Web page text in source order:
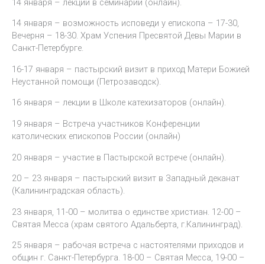
14 января – лекции в семинарии (онлайн).
14 января – возможность исповеди у епископа – 17-30,
Вечерня – 18-30. Храм Успения Пресвятой Девы Марии в
Санкт-Петербурге.
16-17 января – пастырский визит в приход Матери Божией
Неустанной помощи (Петрозаводск).
16 января – лекции в Школе катехизаторов (онлайн).
19 января – Встреча участников Конференции
католических епископов России (онлайн)
20 января – участие в Пастырской встрече (онлайн).
20 – 23 января – пастырский визит в Западный деканат
(Калининградская область).
23 января, 11-00 – молитва о единстве христиан. 12-00 –
Святая Месса (храм святого Адальберта, г.Калининград).
25 января – рабочая встреча с настоятелями приходов и
общин г. Санкт-Петербурга. 18-00 – Святая Месса, 19-00 –